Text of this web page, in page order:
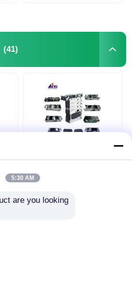
品
(41)
サ
ATM部品 ビール リサ
ー モジュール キオス
5:30 AM
are you looking